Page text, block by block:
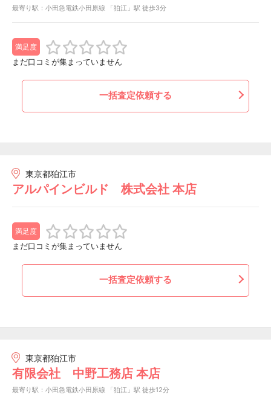
最寄り駅：小田急電鉄小田原線 「狛江」駅 徒歩3分
満足度
まだ口コミが集まっていません
一括査定依頼する
東京都狛江市
アルパインビルド 株式会社 本店
満足度
まだ口コミが集まっていません
一括査定依頼する
東京都狛江市
有限会社 中野工務店 本店
最寄り駅：小田急電鉄小田原線 「狛江」駅 徒歩12分